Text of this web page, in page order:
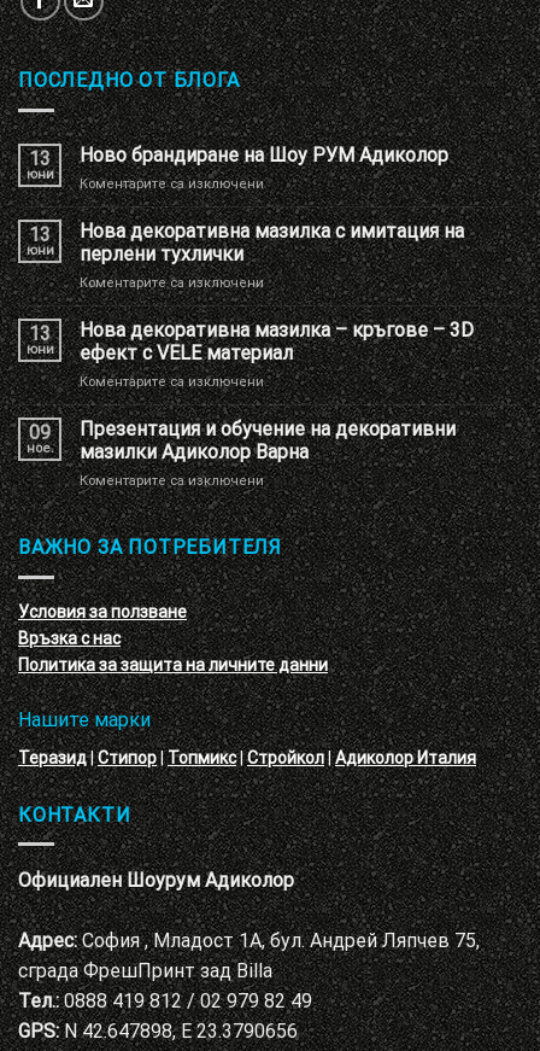
ПОСЛЕДНО ОТ БЛОГА
13
юни
Ново брандиране на Шоу РУМ Адиколор
Коментарите са изключениза
Ново
брандиране
на
Шоу
РУМ
Адиколор
13
юни
Нова декоративна мазилка с имитация на
перлени тухлички
Коментарите са изключениза
Нова
декоративна
мазилка
с
имитация
на
перлени
тухлички
13
юни
Нова декоративна мазилка – кръгове – 3D
ефект с VELE материал
Коментарите са изключениза
Нова
декоративна
мазилка
–
кръгове
–
3D
ефект
с
VELE
материал
09
ное.
Презентация и обучение на декоративни
мазилки Адиколор Варна
Коментарите са изключениза
Презентация
и
обучение
на
декоративни
мазилки
Адиколор
Варна
ВАЖНО ЗА ПОТРЕБИТЕЛЯ
Условия за ползване
Връзка с нас
Политика за защита на личните данни
Нашите марки
Теразид|Стипор|Топмикс|Стройкол|Адиколор Италия
КОНТАКТИ
Официален Шоурум Адиколор
Адрес:София , Младост 1А, бул. Андрей Ляпчев 75,
сграда ФрешПринт зад Billa
Тел.:0888 419 812 / 02 979 82 49
GPS:N 42.647898, E 23.3790656